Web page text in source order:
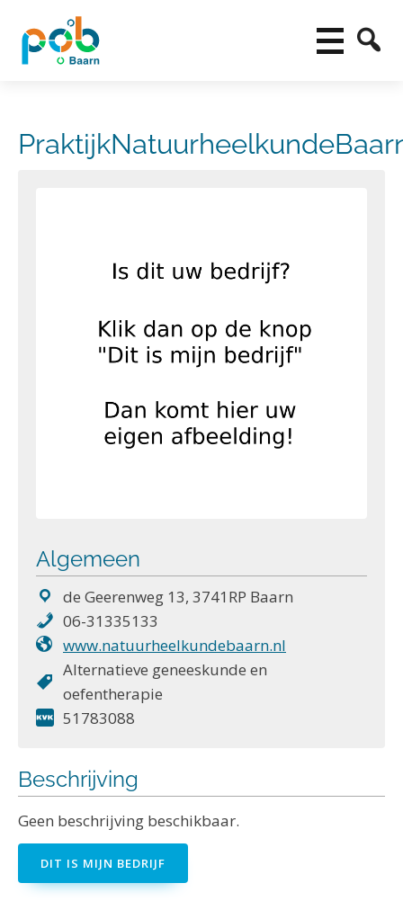
Algemeen
de Geerenweg 13, 3741RP Baarn
06-31335133
www.natuurheelkundebaarn.nl
Alternatieve geneeskunde en
oefentherapie
51783088
Beschrijving
Geen beschrijving beschikbaar.
DIT IS MIJN BEDRIJF